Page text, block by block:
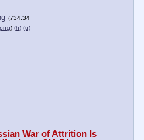
(734.34
) (h) (u)
War of Attrition Is